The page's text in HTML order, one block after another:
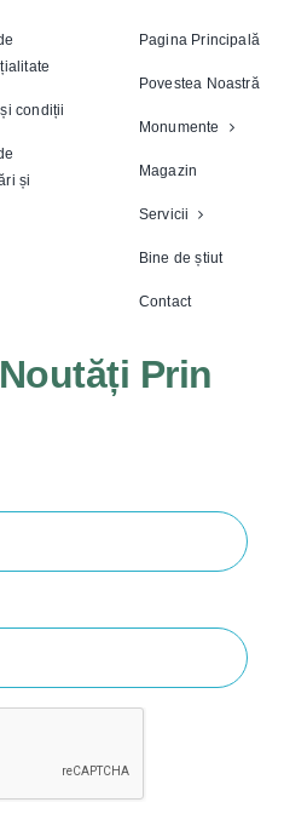
condiții
și
Pagina Principală
Povestea Noastră
Monumente
Magazin
Servicii
Bine de știut
Contact
Prin